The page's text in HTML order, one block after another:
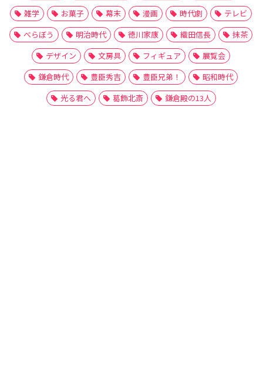
雑学
お菓子 幕末 漫画 時代劇
テレビ
べらぼう
明治時代 徳川家康 織田信長
抹茶
デザイン
文房具 フィギュア
展覧会
鎌倉時代
豊臣秀吉 豊臣兄弟！
昭和時代
光る君へ
葛飾北斎 鎌倉殿の13人